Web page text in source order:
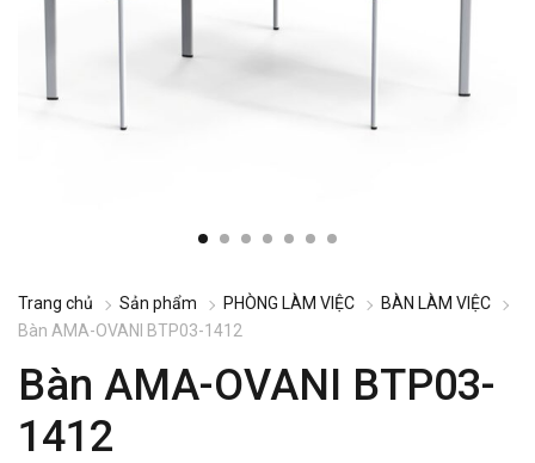
Trang chủ Sản phẩm PHÒNG LÀM VIỆC
BÀN LÀM VIỆC
Bàn AMA-OVANI BTP03-1412
Bàn AMA-OVANI BTP03-
1412